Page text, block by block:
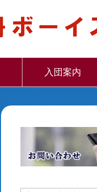
入団案内